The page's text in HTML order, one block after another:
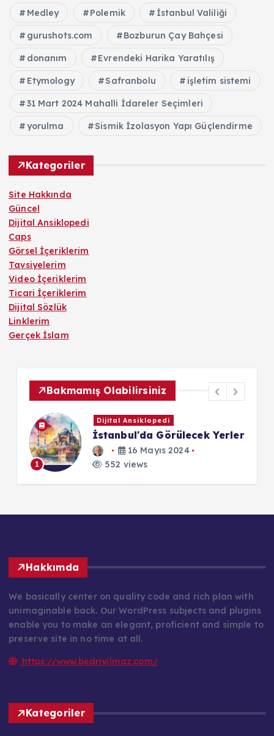
Medley Polemik İstanbul Valiliği
gurushots.com Bozburun Çay Bahçesi
donanım Evrendeki Harika Yaratılış
Etymology Safranbolu işletim sistemi
31 Mart 2024 Mahalli İdareler Seçimleri
yorulma Sismik İzolasyon Yapı Güçlendirme
Kategoriler
Site Hakkında
Güncel
Dijital Ansiklopedi
Caps
Görsel İçeriklerim
Tavsiyelerim
Video İçeriklerim
Ticari İçeriklerim
Dijital Sözlük
Linklerim
Gerçek İslam
Bakmamış Olabilirsiniz
1
Güncel
Muhteşem Yedili
22 Ağustos 2024
552 views
Hakkımda
We basically center on quality code and rich plan with
unimaginable back. Our WordPress subjects and plugins
enable you to make an elegant, proficient and simple to
preserve site in no time at all.
https://www.bedriyilmaz.com/
Kategoriler